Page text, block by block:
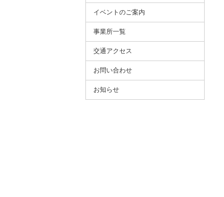
イベントのご案内
事業所⼀覧
交通アクセス
お問い合わせ
お知らせ